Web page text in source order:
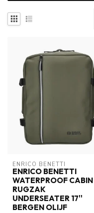
ENRICO BENETTI
ENRICO BENETTI
WATERPROOF CABIN
RUGZAK
UNDERSEATER 17''
BERGEN OLIJF